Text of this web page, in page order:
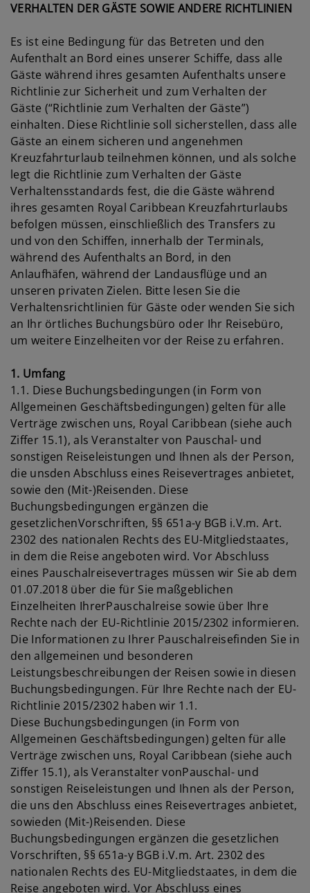
VERHALTEN DER GÄSTE SOWIE ANDERE RICHTLINIEN
Es ist eine Bedingung für das Betreten und den
Aufenthalt an Bord eines unserer Schiffe, dass alle
Gäste während ihres gesamten Aufenthalts unsere
Richtlinie zur Sicherheit und zum Verhalten der
Gäste (“Richtlinie zum Verhalten der Gäste”)
einhalten. Diese Richtlinie soll sicherstellen, dass alle
Gäste an einem sicheren und angenehmen
Kreuzfahrturlaub teilnehmen können, und als solche
legt die Richtlinie zum Verhalten der Gäste
Verhaltensstandards fest, die die Gäste während
ihres gesamten Royal Caribbean Kreuzfahrturlaubs
befolgen müssen, einschließlich des Transfers zu
und von den Schiffen, innerhalb der Terminals,
während des Aufenthalts an Bord, in den
Anlaufhäfen, während der Landausflüge und an
unseren privaten Zielen. Bitte lesen Sie die
Verhaltensrichtlinien für Gäste oder wenden Sie sich
an Ihr örtliches Buchungsbüro oder Ihr Reisebüro,
um weitere Einzelheiten vor der Reise zu erfahren.
1. Umfang
1.1. Diese Buchungsbedingungen (in Form von
Allgemeinen Geschäftsbedingungen) gelten für alle
Verträge zwischen uns, Royal Caribbean (siehe auch
Ziffer 15.1), als Veranstalter von Pauschal- und
sonstigen Reiseleistungen und Ihnen als der Person,
die unsden Abschluss eines Reisevertrages anbietet,
sowie den (Mit-)Reisenden. Diese
Buchungsbedingungen ergänzen die
gesetzlichenVorschriften, §§ 651a-y BGB i.V.m. Art.
2302 des nationalen Rechts des EU-Mitgliedstaates,
in dem die Reise angeboten wird. Vor Abschluss
eines Pauschalreisevertrages müssen wir Sie ab dem
01.07.2018 über die für Sie maßgeblichen
Einzelheiten IhrerPauschalreise sowie über Ihre
Rechte nach der EU-Richtlinie 2015/2302 informieren.
Die Informationen zu Ihrer Pauschalreisefinden Sie in
den allgemeinen und besonderen
Leistungsbeschreibungen der Reisen sowie in diesen
Buchungsbedingungen. Für Ihre Rechte nach der EU-
Richtlinie 2015/2302 haben wir 1.1.
Diese Buchungsbedingungen (in Form von
Allgemeinen Geschäftsbedingungen) gelten für alle
Verträge zwischen uns, Royal Caribbean (siehe auch
Ziffer 15.1), als Veranstalter vonPauschal- und
sonstigen Reiseleistungen und Ihnen als der Person,
die uns den Abschluss eines Reisevertrages anbietet,
sowieden (Mit-)Reisenden. Diese
Buchungsbedingungen ergänzen die gesetzlichen
Vorschriften, §§ 651a-y BGB i.V.m. Art. 2302 des
nationalen Rechts des EU-Mitgliedstaates, in dem die
Reise angeboten wird. Vor Abschluss eines